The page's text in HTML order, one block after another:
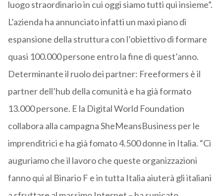
luogo straordinario in cui oggi siamo tutti qui insieme”.
L’azienda ha annunciato infatti un maxi piano di
espansione della struttura con l’obiettivo di formare
quasi 100.000 persone entro la fine di quest’anno.
Determinante il ruolo dei partner: Freeformers è il
partner dell’hub della comunità e ha già formato
13.000 persone. E la Digital World Foundation
collabora alla campagna SheMeansBusiness per le
imprenditrici e ha già fomato 4.500 donne in Italia. “Ci
auguriamo che il lavoro che queste organizzazioni
fanno qui al Binario F e in tutta Italia aiuterà gli italiani